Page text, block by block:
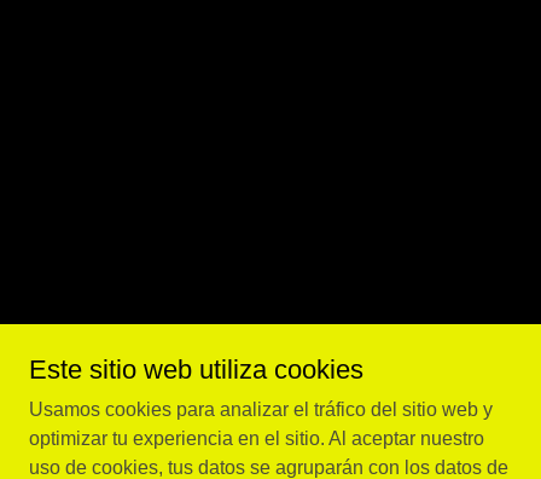
Este sitio web utiliza cookies
Usamos cookies para analizar el tráfico del sitio web y
optimizar tu experiencia en el sitio. Al aceptar nuestro
uso de cookies, tus datos se agruparán con los datos de